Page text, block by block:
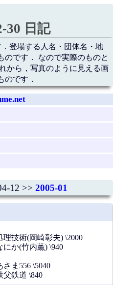
30 日記
登場する人名・団体名・地
のです． なので実際のものと
から，写真のように見える画
のです．
12 >> 2005-01
技術(岡崎彰夫) \2000
か(竹内薫) \940
ま556 \5040
鉄道 \840